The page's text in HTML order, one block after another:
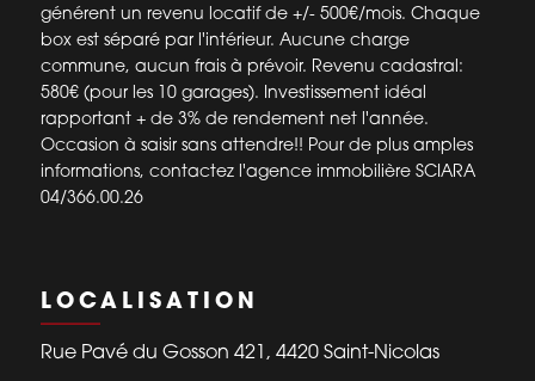
générent un revenu locatif de +/- 500€/mois. Chaque
box est séparé par l'intérieur. Aucune charge
commune, aucun frais à prévoir. Revenu cadastral:
580€ (pour les 10 garages). Investissement idéal
rapportant + de 3% de rendement net l'année.
Occasion à saisir sans attendre!! Pour de plus amples
informations, contactez l'agence immobilière SCIARA
04/366.00.26
LOCALISATION
Rue Pavé du Gosson 421, 4420 Saint-Nicolas